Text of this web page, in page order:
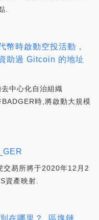
.
幣時啟動空投活動，
助過 Gitcoin 的地址
中心化自治組織
時,將啟動大規模
交易所將于2020年12月2
資產映射.
在哪里？_區塊鏈